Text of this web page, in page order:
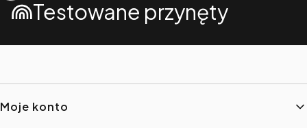
Testowane przynęty
Linki w stopce
Moje konto